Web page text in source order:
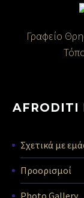
Γραφείο
AFRODITI
Σχετικά με
Προορισμοί
Photo Gallery